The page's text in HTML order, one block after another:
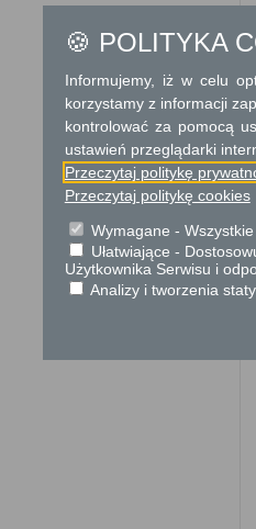
🍪 POLITYKA
Informujemy, iż w celu
korzystamy z informacji
kontrolować za pomocą
ustawień przeglądarki
Przeczytaj politykę
Przeczytaj politykę cookies
Wymagane -
Ułatwiające -
Użytkownika Serwisu i
Analizy i tworzenia